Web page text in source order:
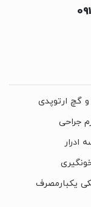
گچ ارتوپدی
جراحی
ادرار
یکبارمصرف